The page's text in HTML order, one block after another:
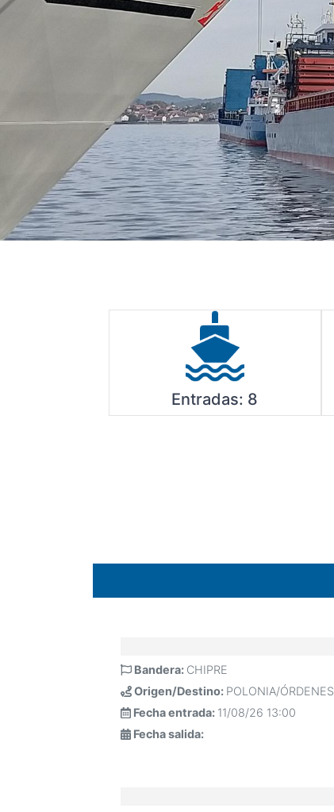
Entradas: 8
Bandera: CHIPRE
Origen/Destino: POLONIA/ÓRDENES
Fecha entrada: 11/08/26 13:00
Fecha salida: